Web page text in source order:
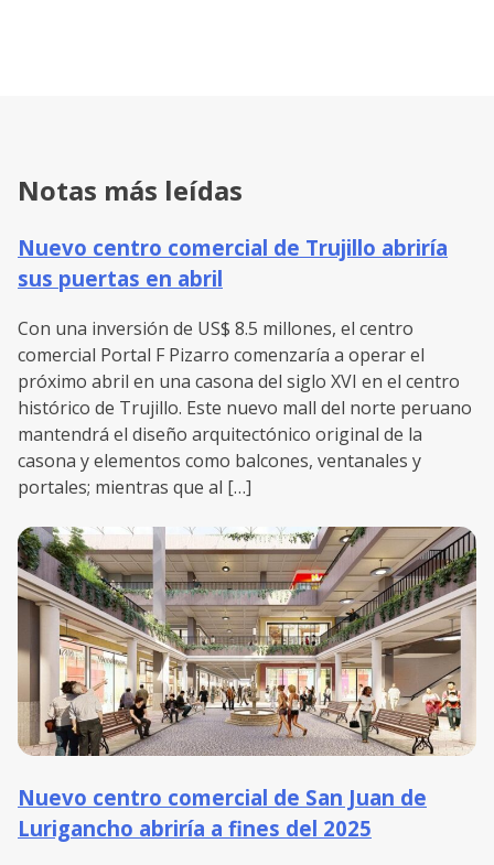
Notas más leídas
Nuevo centro comercial de Trujillo abriría
sus puertas en abril
Con una inversión de US$ 8.5 millones, el centro
comercial Portal F Pizarro comenzaría a operar el
próximo abril en una casona del siglo XVI en el centro
histórico de Trujillo. Este nuevo mall del norte peruano
mantendrá el diseño arquitectónico original de la
casona y elementos como balcones, ventanales y
portales; mientras que al […]
Nuevo centro comercial de San Juan de
Lurigancho abriría a fines del 2025